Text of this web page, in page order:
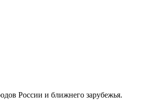
России и ближнего зарубежья.